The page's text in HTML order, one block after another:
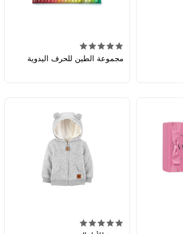
مجموعة الطين للحرف اليدوية